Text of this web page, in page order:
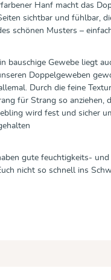
Hanf macht das
sichtbar und fühlbar,
schönen Musters –
bauschige Gewebe liegt
Doppelgeweben
Durch die feine
für Strang so anziehen,
wird fest und sicher
gute feuchtigkeits-
nicht so schnell ins